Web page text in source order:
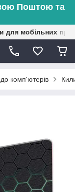
Поштою та
для мобільних
комп'ютерів